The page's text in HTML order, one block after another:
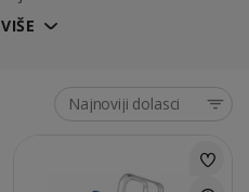
Najnoviji dolasci